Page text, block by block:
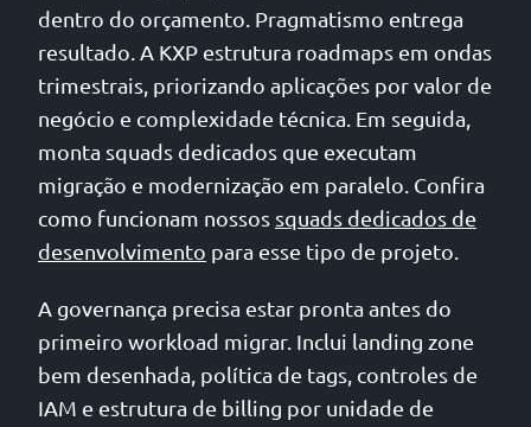
dentro do orçamento. Pragmatismo entrega
resultado. A KXP estrutura roadmaps em ondas
trimestrais, priorizando aplicações por valor de
negócio e complexidade técnica. Em seguida,
monta squads dedicados que executam
migração e modernização em paralelo. Confira
como funcionam nossos squads dedicados de
desenvolvimento para esse tipo de projeto.
A governança precisa estar pronta antes do
primeiro workload migrar. Inclui landing zone
bem desenhada, política de tags, controles de
IAM e estrutura de billing por unidade de